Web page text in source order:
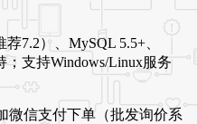
荐7.2）、MySQL 5.5+、
；支持Windows/Linux服务
微信支付下单（批发询价系